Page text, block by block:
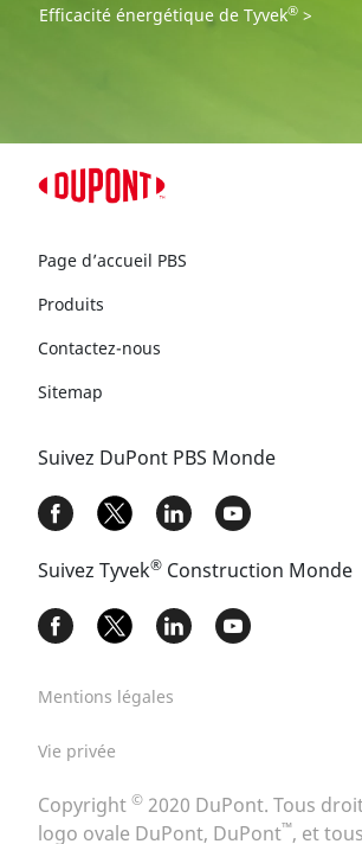
Efficacité énergétique de Tyvek® >
Page d’accueil PBS
Produits
Contactez-nous
Sitemap
Suivez DuPont PBS Monde
Suivez Tyvek®Construction Monde​
Mentions légales
Vie privée
Copyright ©2020 DuPont. Tous
logo ovale DuPont, DuPont™, et